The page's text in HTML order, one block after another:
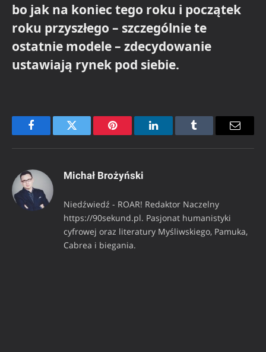
bo jak na koniec tego roku i początek
roku przyszłego – szczególnie te
ostatnie modele – zdecydowanie
ustawiają rynek pod siebie.
FacebookTwitter Pinterest LinkedInTumblr Email
Michał Brożyński
Niedźwiedź - ROAR! Redaktor Naczelny
https://90sekund.pl. Pasjonat humanistyki
cyfrowej oraz literatury Myśliwskiego, Pamuka,
Cabrea i biegania.